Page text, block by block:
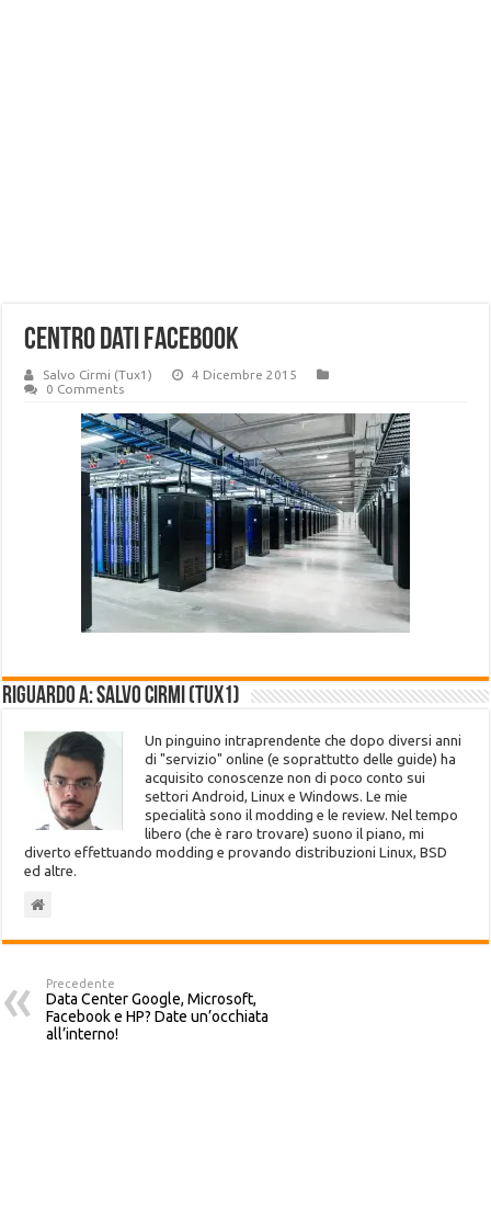
Centro dati Facebook
Salvo Cirmi (Tux1)
4 Dicembre 2015
0 Comments
Riguardo a: Salvo Cirmi (Tux1)
Un pinguino intraprendente che dopo diversi anni
di "servizio" online (e soprattutto delle guide) ha
acquisito conoscenze non di poco conto sui
settori Android, Linux e Windows. Le mie
specialità sono il modding e le review. Nel tempo
libero (che è raro trovare) suono il piano, mi
diverto effettuando modding e provando distribuzioni Linux, BSD
ed altre.
Precedente
Data Center Google, Microsoft,
Facebook e HP? Date un’occhiata
all’interno!